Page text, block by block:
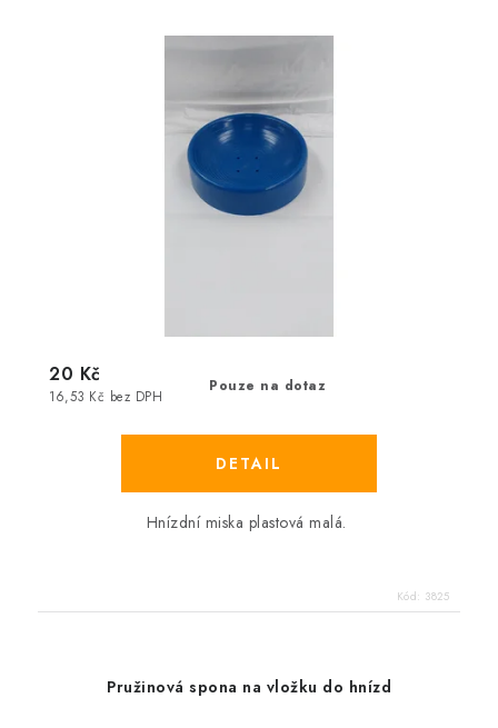
Pouze na dotaz
16,53 Kč bez DPH
20 Kč
Hnízdní miska plastová malá.
Kód: 3825
Pružinová spona na vložku do hnízd